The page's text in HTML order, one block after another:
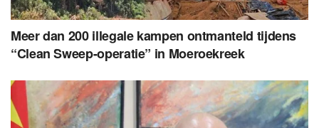
Meer dan 200 illegale kampen ontmanteld tijdens
“Clean Sweep-operatie” in Moeroekreek